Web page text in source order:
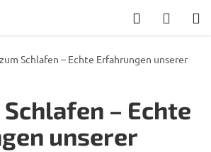
Suchen
Schlafen – Echte Erfahrungen unserer
Schlafen – Echte
unserer